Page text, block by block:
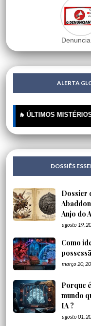
ALERTA
🔥 ÚLTIMOS MISTÉRIOS: 🔍
DOSSIÊS
Dossier
Anjo do
agosto 19,
Como
março 20,
Porque
mundo
IA ?
agosto 01,